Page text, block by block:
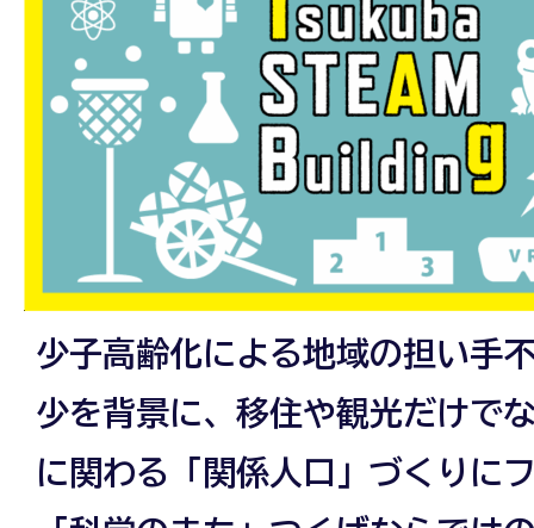
少子高齢化による地域の担い手
少を背景に、移住や観光だけで
に関わる「関係人口」づくりに